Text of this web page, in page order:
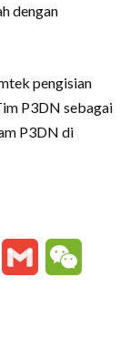
dengan
pengisian
P3DN sebagai
P3DN di
Messenger
Gmail